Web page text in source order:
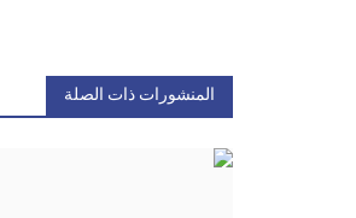
المنشورات ذات الصلة